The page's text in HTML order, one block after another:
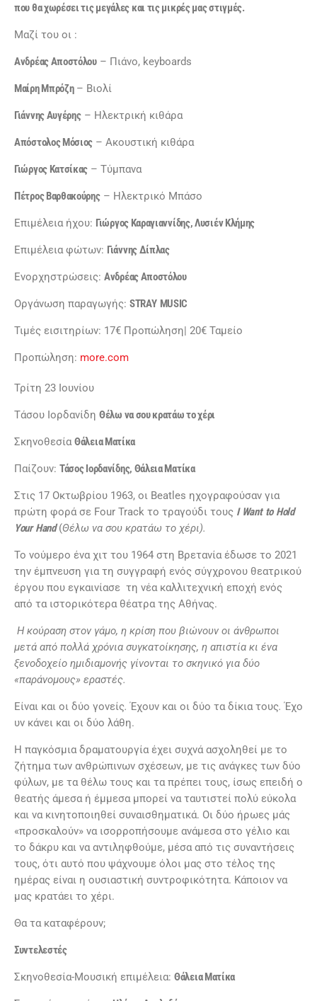
που θα χωρέσει τις μεγάλες και τις μικρές μας στιγμές.
Μαζί του οι :
Ανδρέας Αποστόλου– Πιάνο, keyboards
Μαίρη Μπρόζη– Βιολί
Γιάννης Αυγέρης– Ηλεκτρική κιθάρα
Απόστολος Μόσιος – Ακουστική κιθάρα
Γιώργος Κατσίκας – Τύμπανα
Πέτρος Βαρθακούρης– Ηλεκτρικό Μπάσο
Επιμέλεια ήχου: Γιώργος Καραγιαννίδης, Λυσιέν Κλήμης
Επιμέλεια φώτων: Γιάννης Δίπλας
Ενορχηστρώσεις: Ανδρέας Αποστόλου
Οργάνωση παραγωγής: STRAY MUSIC
Τιμές εισιτηρίων: 17€ Προπώληση| 20€ Ταμείο
Προπώληση: more.com
Τρίτη 23 Ιουνίου
Τάσου Ιορδανίδη Θέλω να σου κρατάω το χέρι
ΣκηνοθεσίαΘάλεια Ματίκα
Παίζουν: Τάσος Ιορδανίδης, Θάλεια Ματίκα
Στις 17 Οκτωβρίου 1963, οι Beatles ηχογραφούσαν για
πρώτη φορά σε Four Track το τραγούδι τους I Want to Hold
Your Hand(Θέλω να σου κρατάω το χέρι).
Το νούμερο ένα χιτ του 1964 στη Βρετανία έδωσε το 2021
την έμπνευση για τη συγγραφή ενός σύγχρονου θεατρικού
έργου που εγκαινίασε τη νέα καλλιτεχνική εποχή ενός
από τα ιστορικότερα θέατρα της Αθήνας.
Η κούραση στον γάμο, η κρίση που βιώνουν οι άνθρωποι
μετά από πολλά χρόνια συγκατοίκησης, η απιστία κι ένα
ξενοδοχείο ημιδιαμονής γίνονται το σκηνικό για δύο
«παράνομους» εραστές.
Είναι και οι δύο γονείς. Έχουν και οι δύο τα δίκια τους. Έχο
υν κάνει και οι δύο λάθη.
Η παγκόσμια δραματουργία έχει συχνά ασχοληθεί με το
ζήτημα των ανθρώπινων σχέσεων, με τις ανάγκες των δύο
φύλων, με τα θέλω τους και τα πρέπει τους, ίσως επειδή ο
θεατής άμεσα ή έμμεσα μπορεί να ταυτιστεί πολύ εύκολα
και να κινητοποιηθεί συναισθηματικά. Οι δύο ήρωες μάς
«προσκαλούν» να ισορροπήσουμε ανάμεσα στο γέλιο και
το δάκρυ και να αντιληφθούμε, μέσα από τις συναντήσεις
τους, ότι αυτό που ψάχνουμε όλοι μας στο τέλος της
ημέρας είναι η ουσιαστική συντροφικότητα. Κάποιον να
μας κρατάει το χέρι.
Θα τα καταφέρουν;
Συντελεστές
Σκηνοθεσία-Μουσική επιμέλεια: Θάλεια Ματίκα